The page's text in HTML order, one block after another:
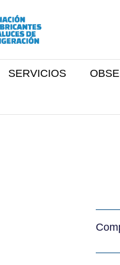
SERVICIOS